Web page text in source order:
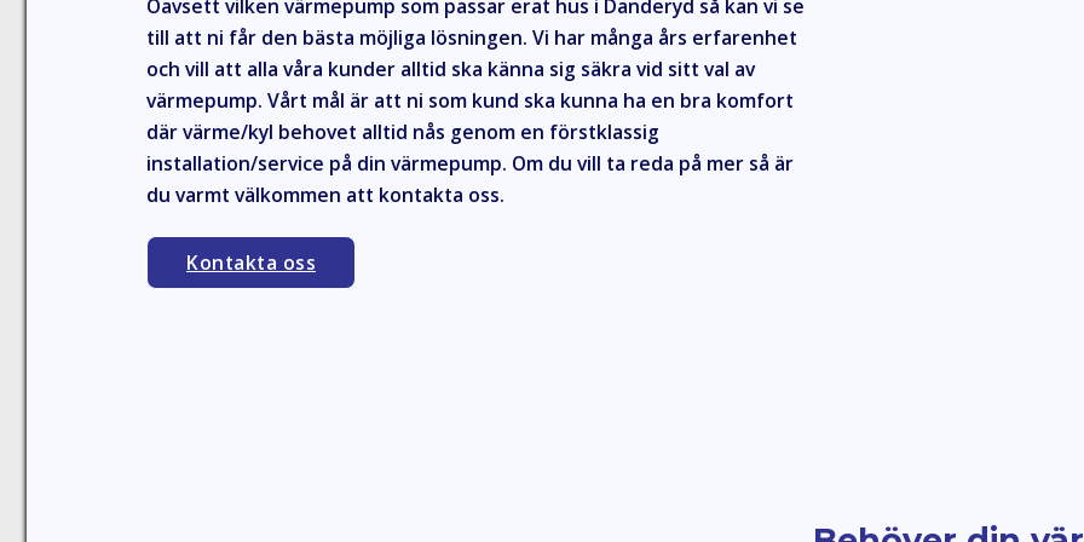
Oavsett vilken värmepump som passar erat hus i Danderyd så kan vi se
till att ni får den bästa möjliga lösningen. Vi har många års erfarenhet
och vill att alla våra kunder alltid ska känna sig säkra vid sitt val av
värmepump. Vårt mål är att ni som kund ska kunna ha en bra komfort
där värme/kyl behovet alltid nås genom en förstklassig
installation/service på din värmepump. Om du vill ta reda på mer så är
du varmt välkommen att kontakta oss.
Kontakta oss